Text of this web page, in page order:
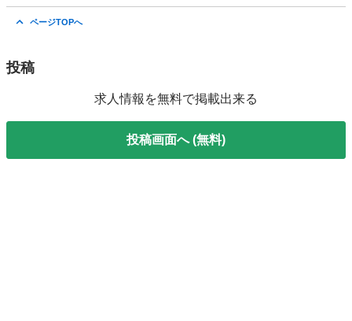
ページTOPへ
投稿
求人情報を無料で掲載出来る
投稿画面へ (無料)